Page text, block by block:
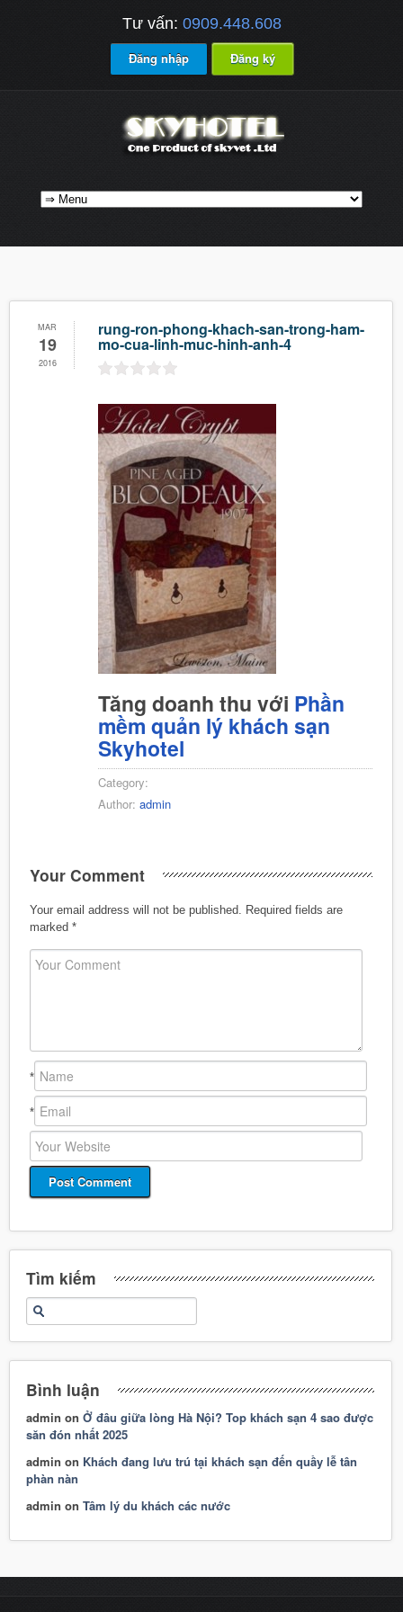
Tư vấn: 0909.448.608
Đăng nhập Đăng ký
MAR
19
2016
rung-ron-phong-khach-san-trong-ham-
mo-cua-linh-muc-hinh-anh-4
Tăng doanh thu với Phần
mềm quản lý khách sạn
Skyhotel
Category:
Author: admin
Your Comment
Your email address will not be published.
Required fields are
marked *
*
*
Tìm kiếm
Bình luận
admin onỞ đâu giữa lòng Hà Nội? Top khách sạn 4 sao được
săn đón nhất 2025
admin on Khách đang lưu trú tại khách sạn đến quầy lễ tân
phàn nàn
admin onTâm lý du khách các nước